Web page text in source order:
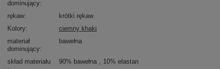
dominujący
rękaw
krótki rękaw
Kolory
ciemny khaki
materiał
dominujący
bawełna
skład materiału 90% bawełna 10% elastan